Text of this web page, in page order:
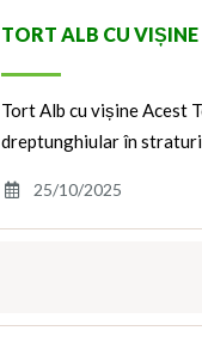
TORT ALB CU VIȘINE
Tort Alb cu vișine Acest
dreptunghiular în
25/10/2025